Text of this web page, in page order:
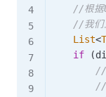
//根据
//我们
List<T
if
(
//
//